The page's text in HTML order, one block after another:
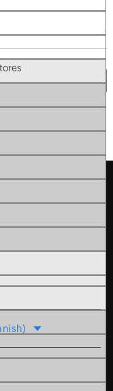
WINDOWS 10
de Afiliados
Nuestras oficinas
los derechos